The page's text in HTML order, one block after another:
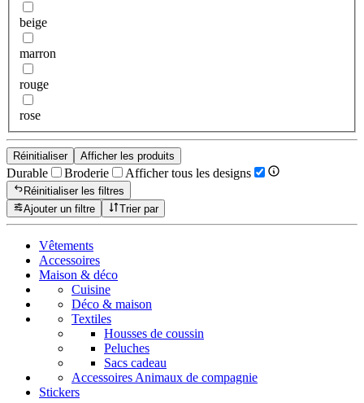
beige
marron
rouge
rose
Réinitialiser Afficher les produits
Durable Broderie Afficher tous les designs
Réinitialiser les filtres
Ajouter un filtre
Trier par
Vêtements
Accessoires
Maison & déco
Cuisine
Déco & maison
Textiles
Housses de coussin
Peluches
Sacs cadeau
Accessoires Animaux de compagnie
Stickers